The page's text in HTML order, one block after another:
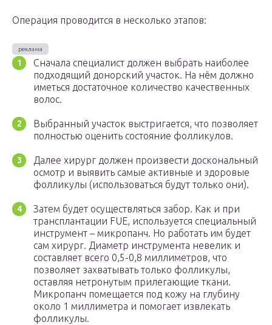
Операция проводится в несколько этапов:
Сначала специалист должен выбрать наиболее
подходящий донорский участок. На нём должно
иметься достаточное количество качественных
волос.
Выбранный участок выстригается, что позволяет
полностью оценить состояние фолликулов.
Далее хирург должен произвести доскональный
осмотр и выявить самые активные и здоровые
фолликулы (использоваться будут только они).
Затем будет осуществляться забор. Как и при
трансплантации FUE, используется специальный
инструмент – микропанч. Но работать им будет
сам хирург. Диаметр инструмента невелик и
составляет всего 0,5-0,8 миллиметров, что
позволяет захватывать только фолликулы,
оставляя нетронутым прилегающие ткани.
Микропанч помещается под кожу на глубину
около 1 миллиметра и помогает извлекать
фолликулы.